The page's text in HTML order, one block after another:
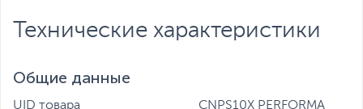
предотвращает попадание пыли в корпус подшипника,
и обеспечивает стабильную и практически бесшумную
Технические характеристики
Общие данные
UID товара CNPS10X PERFORMA